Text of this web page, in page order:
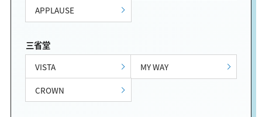
APPLAUSE
三省堂
VISTA
MY WAY
CROWN